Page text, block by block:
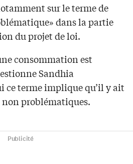
sur le terme de
dans la partie
du projet de loi.
consommation est
Sandhia
ce terme implique qu’il y ait
problématiques.
Publicité